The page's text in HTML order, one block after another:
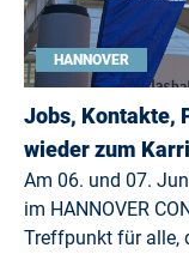
HANNOVER
Jobs, Kontakte,
wieder zum
Am 06. und 07.
im HANNOVER
Treffpunkt für alle,